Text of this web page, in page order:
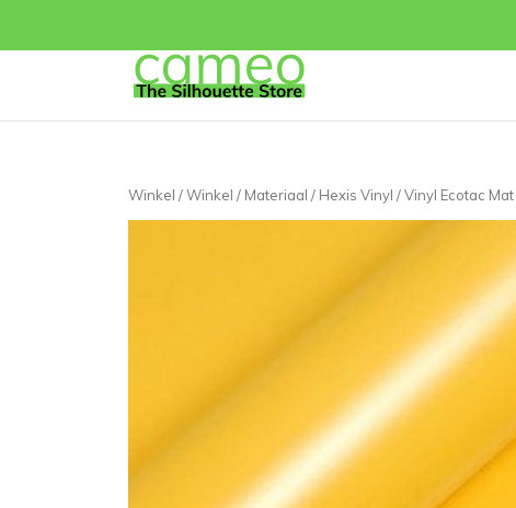
Winkel /Winkel / Materiaal / Hexis Vinyl /Vinyl Ecotac Mat